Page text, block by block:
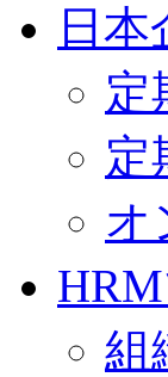
日
定
定
オ
組